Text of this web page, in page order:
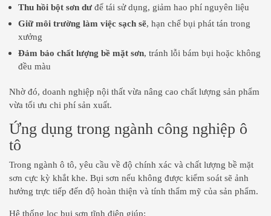
Thu hồi bột sơn dư để tái sử dụng, giảm hao phí nguyên liệu
Giữ môi trường làm việc sạch sẽ, hạn chế bụi phát tán trong
xưởng
Đảm bảo chất lượng bề mặt sơn, tránh lỗi bám bụi hoặc không
đều màu
Nhờ đó, doanh nghiệp nội thất vừa nâng cao chất lượng sản phẩm
vừa tối ưu chi phí sản xuất.
Ứng dụng trong ngành công nghiệp ô
tô
Trong ngành ô tô, yêu cầu về độ chính xác và chất lượng bề mặt
sơn cực kỳ khắt khe. Bụi sơn nếu không được kiểm soát sẽ ảnh
hưởng trực tiếp đến độ hoàn thiện và tính thẩm mỹ của sản phẩm.
Hệ thống lọc bụi sơn tĩnh điện giúp: